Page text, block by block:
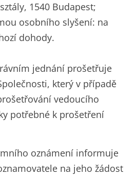
1540 Budapest;
osobního slyšení: na
dohody.
jednání prošetřuje
který v případě
vedoucího
potřebné k prošetření
oznámení informuje
na jeho žádost